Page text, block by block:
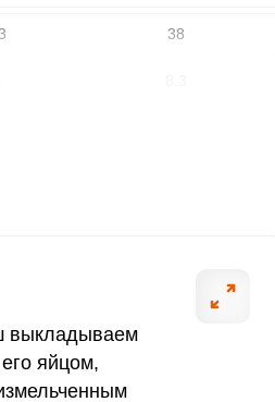
38
выкладываем
яйцом,